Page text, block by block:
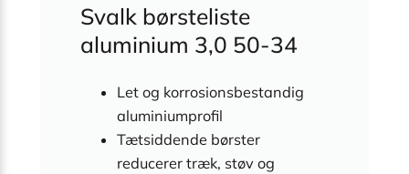
Svalk børsteliste
aluminium 3,0 50-34
Let og korrosionsbestandig
aluminiumprofil
Tætsiddende børster
reducerer træk, støv og